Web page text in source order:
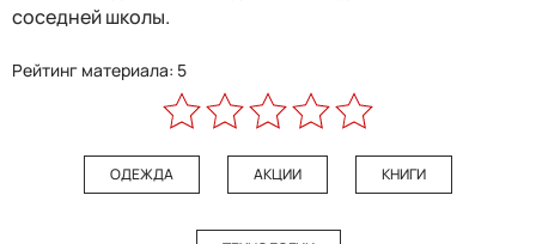
соседней школы.
Рейтинг материала: 5
ОДЕЖДА АКЦИИ КНИГИ